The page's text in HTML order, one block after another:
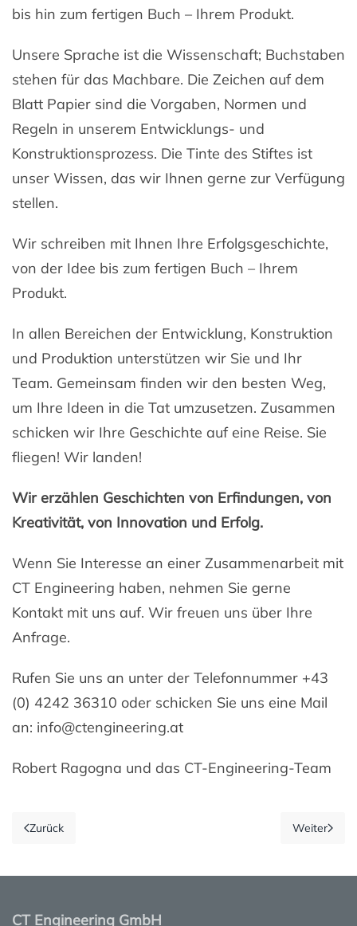
bis hin zum fertigen Buch – Ihrem Produkt.
Unsere Sprache ist die Wissenschaft; Buchstaben
stehen für das Machbare. Die Zeichen auf dem
Blatt Papier sind die Vorgaben, Normen und
Regeln in unserem Entwicklungs- und
Konstruktionsprozess. Die Tinte des Stiftes ist
unser Wissen, das wir Ihnen gerne zur Verfügung
stellen.
Wir schreiben mit Ihnen Ihre Erfolgsgeschichte,
von der Idee bis zum fertigen Buch – Ihrem
Produkt.
In allen Bereichen der Entwicklung, Konstruktion
und Produktion unterstützen wir Sie und Ihr
Team. Gemeinsam finden wir den besten Weg,
um Ihre Ideen in die Tat umzusetzen. Zusammen
schicken wir Ihre Geschichte auf eine Reise. Sie
fliegen! Wir landen!
Wir erzählen Geschichten von Erfindungen, von
Kreativität, von Innovation und Erfolg.
Wenn Sie Interesse an einer Zusammenarbeit mit
CT Engineering haben, nehmen Sie gerne
Kontakt mit uns auf. Wir freuen uns über Ihre
Anfrage.
Rufen Sie uns an unter der Telefonnummer +43
(0) 4242 36310 oder schicken Sie uns eine Mail
an: info@ctengineering.at
Robert Ragogna und das CT-Engineering-Team
Zurück Weiter
CT Engineering GmbH